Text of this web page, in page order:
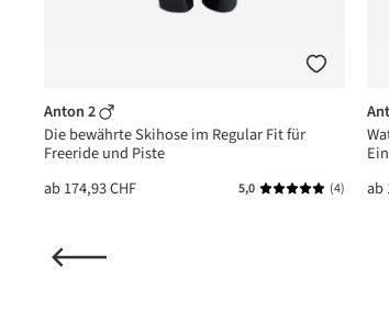
Bewertung von 5 von 5 Sternen
Anton 2
Die bewährte Skihose im Regular Fit für
Freeride und Piste
ab174,93 CHF 5,0 (4)
ab